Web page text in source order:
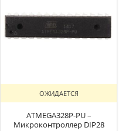
ОЖИДАЕТСЯ
ATMEGA328P-PU –
Микроконтроллер DIP28